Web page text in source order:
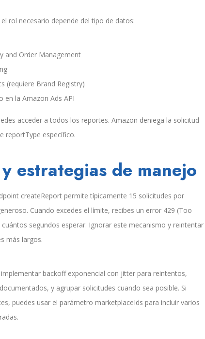
rol necesario depende del tipo de datos:
and Order Management
(requiere Brand Registry)
en la Amazon Ads API
acceder a todos los reportes. Amazon deniega la solicitud
reportType específico.
estrategias de manejo
createReport permite típicamente 15 solicitudes por
Cuando excedes el límite, recibes un error 429 (Too
segundos esperar. Ignorar este mecanismo y reintentar
más largos.
backoff exponencial con jitter para reintentos,
y agrupar solicitudes cuando sea posible. Si
puedes usar el parámetro marketplaceIds para incluir varios